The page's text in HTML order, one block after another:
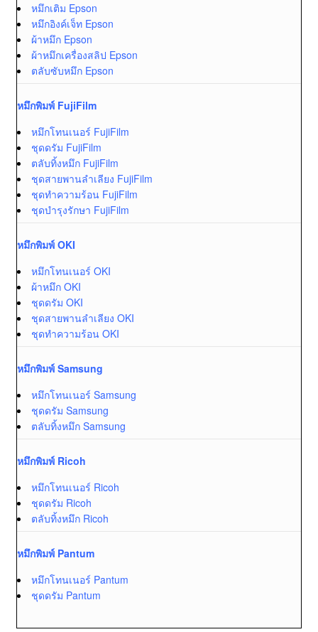
หมึกเติม Epson
หมึกอิงค์เจ็ท Epson
ผ้าหมึก Epson
ผ้าหมึกเครื่องสลิป Epson
ตลับซับหมึก Epson
หมึกพิมพ์ FujiFilm
หมึกโทนเนอร์ FujiFilm
ชุดดรัม FujiFilm
ตลับทิ้งหมึก FujiFilm
ชุดสายพานลำเลียง FujiFilm
ชุดทำความร้อน FujiFilm
ชุดบำรุงรักษา FujiFilm
หมึกพิมพ์ OKI
หมึกโทนเนอร์ OKI
ผ้าหมึก OKI
ชุดดรัม OKI
ชุดสายพานลำเลียง OKI
ชุดทำความร้อน OKI
หมึกพิมพ์ Samsung
หมึกโทนเนอร์ Samsung
ชุดดรัม Samsung
ตลับทิ้งหมึก Samsung
หมึกพิมพ์ Ricoh
หมึกโทนเนอร์ Ricoh
ชุดดรัม Ricoh
ตลับทิ้งหมึก Ricoh
หมึกพิมพ์ Pantum
หมึกโทนเนอร์ Pantum
ชุดดรัม Pantum